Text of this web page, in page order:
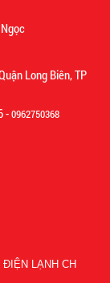
Long Biên, TP
-0962750368
LẠNH CH